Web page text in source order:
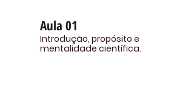
Aula 01
Introdução, propósito e
mentalidade científica.